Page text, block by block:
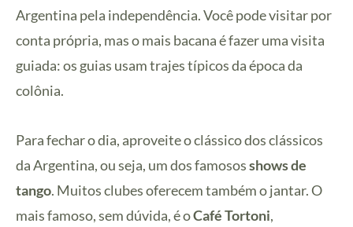
Argentina pela independência. Você pode visitar por
conta própria, mas o mais bacana é fazer uma visita
guiada: os guias usam trajes típicos da época da
colônia.
Para fechar o dia, aproveite o clássico dos clássicos
da Argentina, ou seja, um dos famososshows de
tango. Muitos clubes oferecem também o jantar. O
mais famoso, sem dúvida, é oCafé Tortoni,